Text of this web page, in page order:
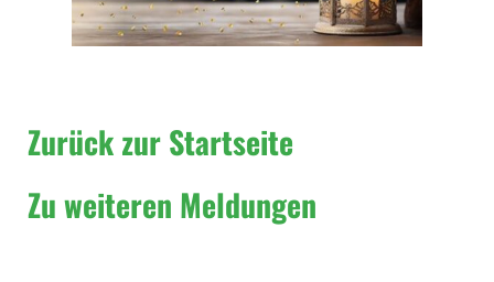
Zurück zur Startseite
Zu weiteren Meldungen